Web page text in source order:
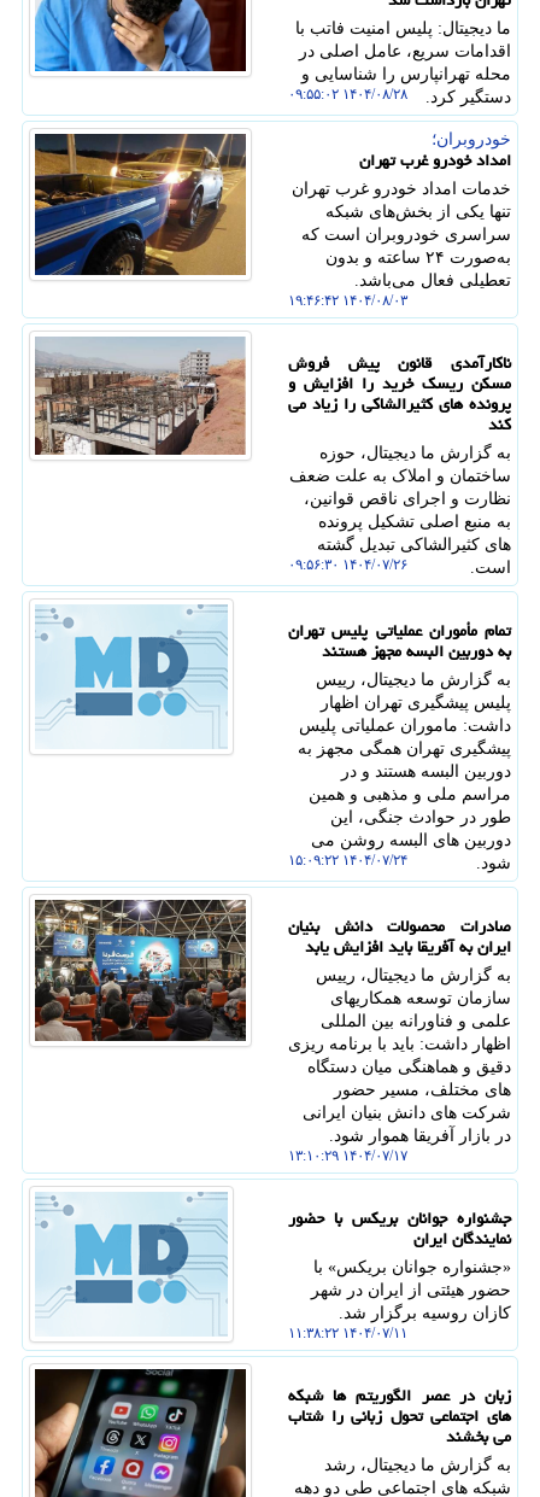
ما دیجیتال: پلیس امنیت فاتب با
اقدامات سریع، عامل اصلی در
محله تهرانپارس را شناسایی و
دستگیر کرد.
۱۴۰۴/۰۸/۲۸ ۰۹:۵۵:۰۲
خودروبران؛
امداد خودرو غرب تهران
خدمات امداد خودرو غرب تهران
تنها یکی از بخش‌های شبکه
سراسری خودروبران است که
به‌صورت ۲۴ ساعته و بدون
تعطیلی فعال می‌باشد.
۱۴۰۴/۰۸/۰۳ ۱۹:۴۶:۴۲
ناکارآمدی قانون پیش فروش
مسکن ریسک خرید را افزایش و
پرونده های کثیرالشاکی را زیاد می
کند
به گزارش ما دیجیتال، حوزه
ساختمان و املاک به علت ضعف
نظارت و اجرای ناقص قوانین،
به منبع اصلی تشکیل پرونده
های کثیرالشاکی تبدیل گشته
است.
۱۴۰۴/۰۷/۲۶ ۰۹:۵۶:۳۰
تمام مأموران عملیاتی پلیس تهران
به دوربین البسه مجهز هستند
به گزارش ما دیجیتال، رییس
پلیس پیشگیری تهران اظهار
داشت: ماموران عملیاتی پلیس
پیشگیری تهران همگی مجهز به
دوربین البسه هستند و در
مراسم ملی و مذهبی و همین
طور در حوادث جنگی، این
دوربین های البسه روشن می
شود.
۱۴۰۴/۰۷/۲۴ ۱۵:۰۹:۲۲
صادرات محصولات دانش بنیان
ایران به آفریقا باید افزایش یابد
به گزارش ما دیجیتال، رییس
سازمان توسعه همکاریهای
علمی و فناورانه بین المللی
اظهار داشت: باید با برنامه ریزی
دقیق و هماهنگی میان دستگاه
های مختلف، مسیر حضور
شرکت های دانش بنیان ایرانی
در بازار آفریقا هموار شود.
۱۴۰۴/۰۷/۱۷ ۱۳:۱۰:۲۹
جشنواره جوانان بریکس با حضور
نمایندگان ایران
«جشنواره جوانان بریکس» با
حضور هیئتی از ایران در شهر
کازان روسیه برگزار شد.
۱۴۰۴/۰۷/۱۱ ۱۱:۳۸:۲۲
زبان در عصر الگوریتم ها شبکه
های اجتماعی تحول زبانی را شتاب
می بخشند
به گزارش ما دیجیتال، رشد
شبکه های اجتماعی طی دو دهه